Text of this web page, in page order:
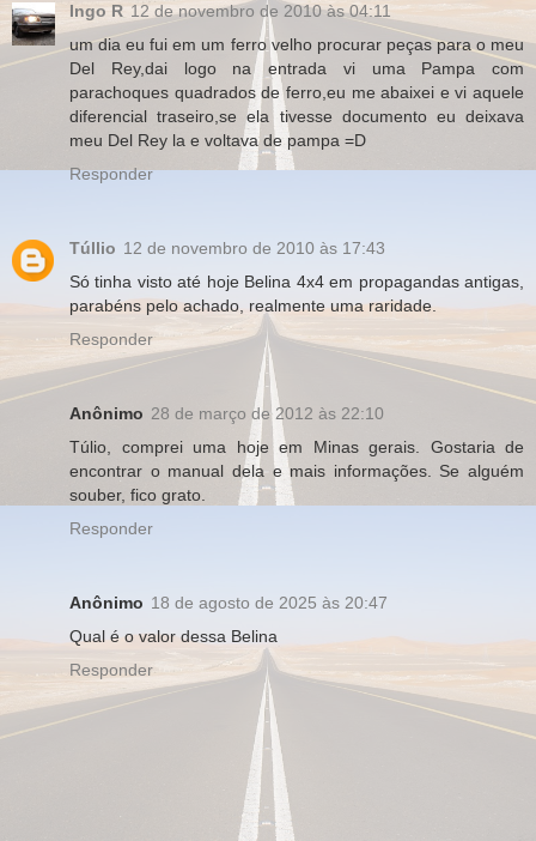
Ingo R 12 de novembro de 2010 às 04:11
um dia eu fui em um ferro velho procurar peças para o meu
Del Rey,dai logo na entrada vi uma Pampa com
parachoques quadrados de ferro,eu me abaixei e vi aquele
diferencial traseiro,se ela tivesse documento eu deixava
meu Del Rey la e voltava de pampa =D
Responder
Túllio 12 de novembro de 2010 às 17:43
Só tinha visto até hoje Belina 4x4 em propagandas antigas,
parabéns pelo achado, realmente uma raridade.
Responder
Anônimo 28 de março de 2012 às 22:10
Túlio, comprei uma hoje em Minas gerais. Gostaria de
encontrar o manual dela e mais informações. Se alguém
souber, fico grato.
Responder
Anônimo 18 de agosto de 2025 às 20:47
Qual é o valor dessa Belina
Responder